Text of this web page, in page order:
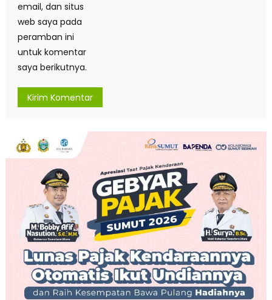
email, dan situs
web saya pada
peramban ini
untuk komentar
saya berikutnya.